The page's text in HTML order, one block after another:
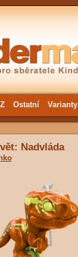
Ostatní Varianty
Nadvláda